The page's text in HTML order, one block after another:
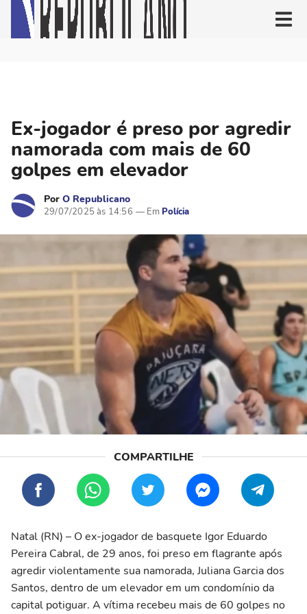
Ex-jogador é preso por agredir
namorada com mais de 60
golpes em elevador
Por O Republicano
29/07/2025 às 14:56 Polícia
Natal (RN) – O ex-jogador de basquete Igor Eduardo
Pereira Cabral, de 29 anos, foi preso em flagrante após
agredir violentamente sua namorada, Juliana Garcia dos
Santos, dentro de um elevador em um condomínio da
capital potiguar. A vítima recebeu mais de 60 golpes no